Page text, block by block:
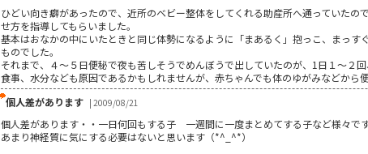
ひどい向き癖があったので、近所のベビー整体をしてくれる助産所へ通っていた
せ方を指導してもらいました。
基本はおなかの中にいたときと同じ体勢になるように「まあるく」抱っこ、まっ
ものでした。
それまで、４～５日便秘で夜も苦しそうでめんぼうで出していたのが、1日１～２回
食事、水分なども原因であるかもしれませんが、赤ちゃんでも体のゆがみなどから
個人差があります | 2009/08/21
個人差があります・・一日何回もする子 一週間に一度まとめてする子など様々です
あまり神経質に気にする必要はないと思います（*^_^*）